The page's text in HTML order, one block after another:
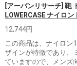
[アーバンリサーチ] 鞄
LOWERCASE ナイロ
12,744円
この商品は、ナイロン
ザインが特徴であり、
ていますので、メンズ